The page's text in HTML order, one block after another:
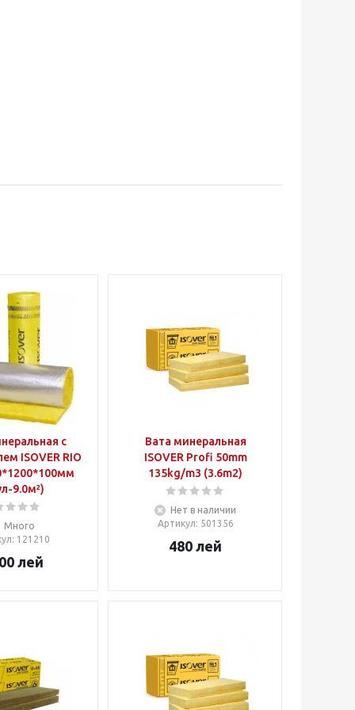
с
ISOVER RIO
9.0м²)
Много
: 121210
лей
Вата минеральная
ISOVER Profi 50mm
135kg/m3 (3.6m2)
Нет в наличии
Артикул: 501356
480 лей